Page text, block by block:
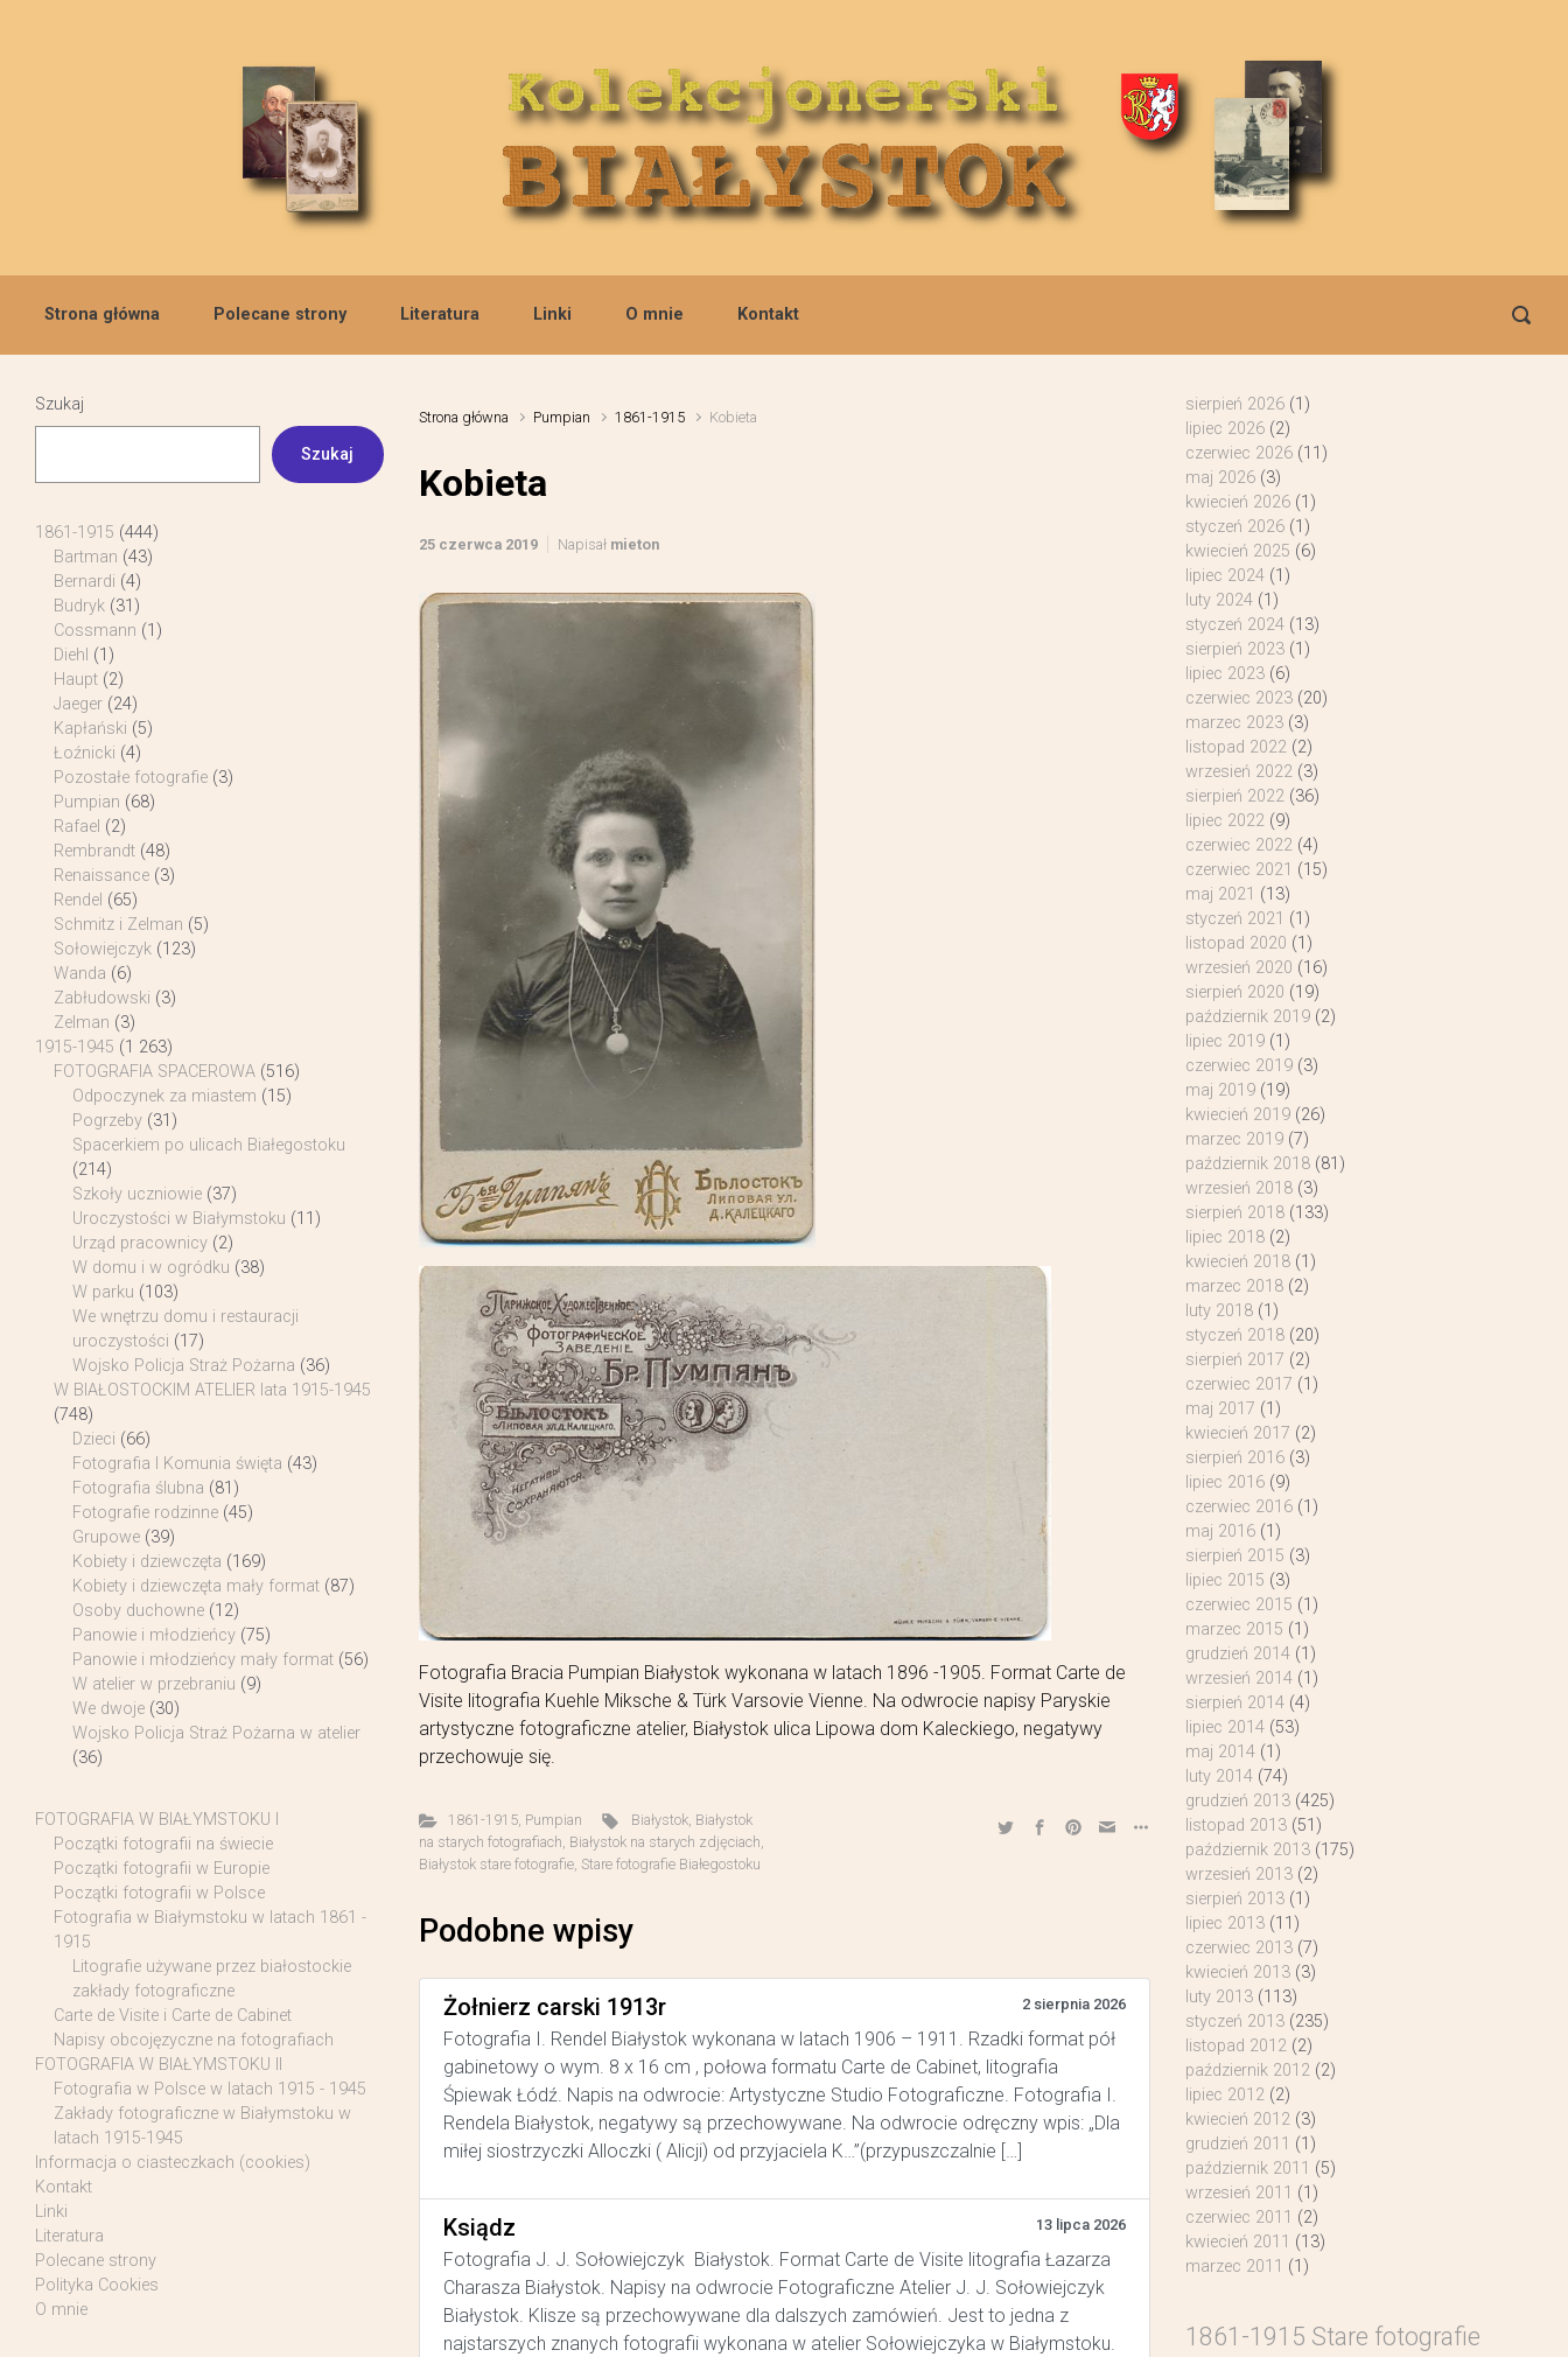
Strona główna Polecane strony Literatura Linki O mnie Kontakt
Strona główna Pumpian 1861-1915 Kobieta
Kobieta
25 czerwca 2019 Napisał mieton
Fotografia Bracia Pumpian Białystok wykonana w latach 1896 -1905. Format Carte de
Visite litografia Kuehle Miksche & Türk Varsovie Vienne. Na odwrocie napisy Paryskie
artystyczne fotograficzne atelier, Białystok ulica Lipowa dom Kaleckiego, negatywy
przechowuje się.
1861-1915, Pumpian Białystok, Białystok
na starych fotografiach, Białystok na starych zdjęciach,
Białystok stare fotografie, Stare fotografie Białegostoku
Podobne wpisy
Żołnierz carski 1913r 2 sierpnia 2026
Fotografia I. Rendel Białystok wykonana w latach 1906 – 1911. Rzadki format pół
gabinetowy o wym. 8 x 16 cm , połowa formatu Carte de Cabinet, litografia
Śpiewak Łódź. Napis na odwrocie: Artystyczne Studio Fotograficzne. Fotografia I.
Rendela Białystok, negatywy są przechowywane. Na odwrocie odręczny wpis: „Dla
miłej siostrzyczki Alloczki ( Alicji) od przyjaciela K…”(przypuszczalnie […]
Ksiądz 13 lipca 2026
Fotografia J. J. Sołowiejczyk Białystok. Format Carte de Visite litografia Łazarza
Charasza Białystok. Napisy na odwrocie Fotograficzne Atelier J. J. Sołowiejczyk
Białystok. Klisze są przechowywane dla dalszych zamówień. Jest to jedna z
najstarszych znanych fotografii wykonana w atelier Sołowiejczyka w Białymstoku.
Szukaj
Szukaj
1861-1915 (444)
Bartman (43)
Bernardi (4)
Budryk (31)
Cossmann (1)
Diehl (1)
Haupt (2)
Jaeger (24)
Kapłański (5)
Łoźnicki (4)
Pozostałe fotografie (3)
Pumpian (68)
Rafael (2)
Rembrandt (48)
Renaissance (3)
Rendel (65)
Schmitz i Zelman (5)
Sołowiejczyk (123)
Wanda (6)
Zabłudowski (3)
Zelman (3)
1915-1945 (1 263)
FOTOGRAFIA SPACEROWA (516)
Odpoczynek za miastem (15)
Pogrzeby (31)
Spacerkiem po ulicach Białegostoku
(214)
Szkoły uczniowie (37)
Uroczystości w Białymstoku (11)
Urząd pracownicy (2)
W domu i w ogródku (38)
W parku (103)
We wnętrzu domu i restauracji
uroczystości (17)
Wojsko Policja Straż Pożarna (36)
W BIAŁOSTOCKIM ATELIER lata 1915-1945
(748)
Dzieci (66)
Fotografia I Komunia święta (43)
Fotografia ślubna (81)
Fotografie rodzinne (45)
Grupowe (39)
Kobiety i dziewczęta (169)
Kobiety i dziewczęta mały format (87)
Osoby duchowne (12)
Panowie i młodzieńcy (75)
Panowie i młodzieńcy mały format (56)
W atelier w przebraniu (9)
We dwoje (30)
Wojsko Policja Straż Pożarna w atelier
(36)
FOTOGRAFIA W BIAŁYMSTOKU I
Początki fotografii na świecie
Początki fotografii w Europie
Początki fotografii w Polsce
Fotografia w Białymstoku w latach 1861 -
1915
Litografie używane przez białostockie
zakłady fotograficzne
Carte de Visite i Carte de Cabinet
Napisy obcojęzyczne na fotografiach
FOTOGRAFIA W BIAŁYMSTOKU II
Fotografia w Polsce w latach 1915 - 1945
Zakłady fotograficzne w Białymstoku w
latach 1915-1945
Informacja o ciasteczkach (cookies)
Kontakt
Linki
Literatura
Polecane strony
Polityka Cookies
O mnie
sierpień 2026(1)
lipiec 2026(2)
czerwiec 2026(11)
maj 2026(3)
kwiecień 2026(1)
styczeń 2026(1)
kwiecień 2025 (6)
lipiec 2024(1)
luty 2024(1)
styczeń 2024(13)
sierpień 2023(1)
lipiec 2023(6)
czerwiec 2023(20)
marzec 2023(3)
listopad 2022(2)
wrzesień 2022(3)
sierpień 2022(36)
lipiec 2022(9)
czerwiec 2022(4)
czerwiec 2021 (15)
maj 2021 (13)
styczeń 2021 (1)
listopad 2020 (1)
wrzesień 2020 (16)
sierpień 2020 (19)
październik 2019(2)
lipiec 2019(1)
czerwiec 2019(3)
maj 2019(19)
kwiecień 2019(26)
marzec 2019(7)
październik 2018(81)
wrzesień 2018(3)
sierpień 2018(133)
lipiec 2018(2)
kwiecień 2018(1)
marzec 2018(2)
luty 2018(1)
styczeń 2018(20)
sierpień 2017 (2)
czerwiec 2017 (1)
maj 2017 (1)
kwiecień 2017 (2)
sierpień 2016(3)
lipiec 2016(9)
czerwiec 2016(1)
maj 2016(1)
sierpień 2015 (3)
lipiec 2015 (3)
czerwiec 2015 (1)
marzec 2015 (1)
grudzień 2014(1)
wrzesień 2014(1)
sierpień 2014(4)
lipiec 2014(53)
maj 2014(1)
luty 2014(74)
grudzień 2013(425)
listopad 2013(51)
październik 2013(175)
wrzesień 2013(2)
sierpień 2013(1)
lipiec 2013(11)
czerwiec 2013(7)
kwiecień 2013(3)
luty 2013(113)
styczeń 2013(235)
listopad 2012(2)
październik 2012(2)
lipiec 2012(2)
kwiecień 2012(3)
grudzień 2011 (1)
październik 2011 (5)
wrzesień 2011 (1)
czerwiec 2011 (2)
kwiecień 2011 (13)
marzec 2011 (1)
1861-1915 Stare fotografie